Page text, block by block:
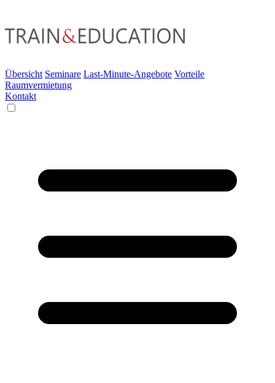
Übersicht Seminare Last-Minute-Angebote Vorteile
Raumvermietung
Kontakt